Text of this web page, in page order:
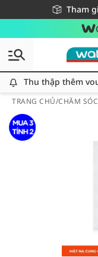
Tham
Miễn phí
Giao hàng
Thu thập thêm
TRANG CHỦ/CHĂM